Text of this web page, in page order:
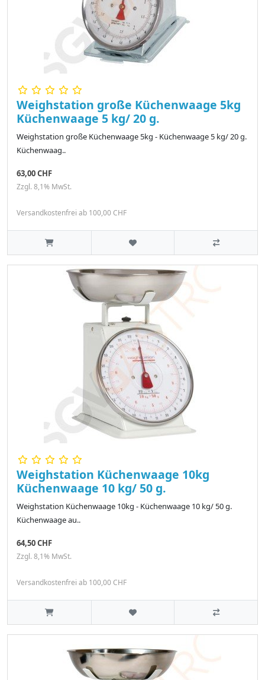
Weighstation große Küchenwaage 5kg
Küchenwaage 5 kg/ 20 g.
Weighstation große Küchenwaage 5kg - Küchenwaage 5 kg/ 20 g.
Küchenwaag..
63,00 CHF
Zzgl. 8,1% MwSt.
Versandkostenfrei ab 100,00 CHF
Weighstation Küchenwaage 10kg
Küchenwaage 10 kg/ 50 g.
Weighstation Küchenwaage 10kg - Küchenwaage 10 kg/ 50 g.
Küchenwaage au..
64,50 CHF
Zzgl. 8,1% MwSt.
Versandkostenfrei ab 100,00 CHF